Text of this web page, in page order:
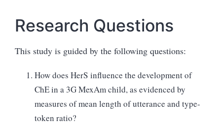
Research Questions
This study is guided by the following questions:
How does HerS influence the development of
ChE in a 3G MexAm child, as evidenced by
measures of mean length of utterance and type-
token ratio?